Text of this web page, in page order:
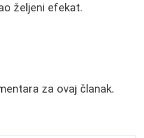
željeni efekat.
za ovaj članak.